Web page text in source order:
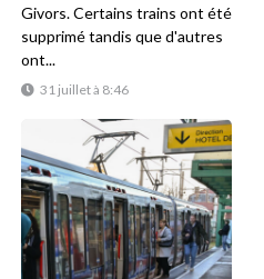
31 juillet à 8:46
Givors. Certains trains ont été
supprimé tandis que d'autres
ont...